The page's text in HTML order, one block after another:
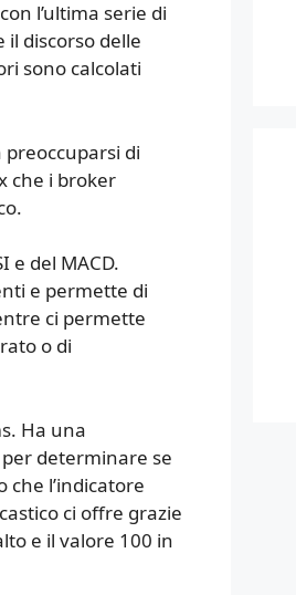
l’ultima serie di
discorso delle
sono calcolati
di
che i broker
e del MACD.
e permette di
ci permette
o di
Ha una
determinare se
l’indicatore
ci offre grazie
e il valore 100 in